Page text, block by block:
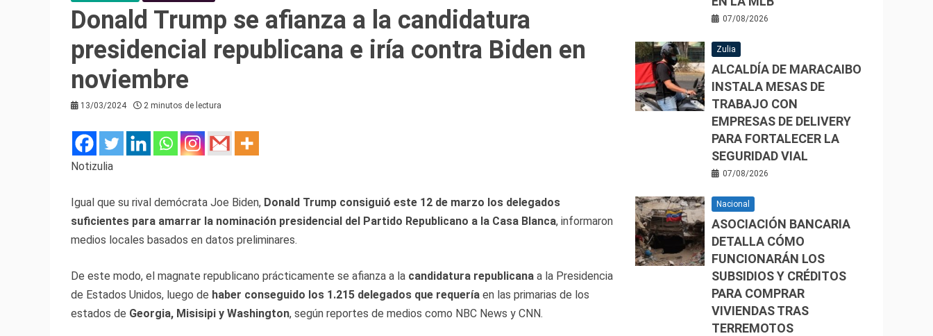
Donald Trump se afianza a la candidatura
presidencial republicana e iría contra Biden en
noviembre
13/03/2024 2 minutos de lectura
Notizulia
Igual que su rival demócrata Joe Biden, Donald Trump consiguió este 12 de marzo los delegados
suficientes para amarrar la nominación presidencial del Partido Republicano a la Casa Blanca, informaron
medios locales basados en datos preliminares.
De este modo, el magnate republicano prácticamente se afianza a la candidatura republicana a la Presidencia
de Estados Unidos, luego de haber conseguido los 1.215 delegados que requería en las primarias de los
estados de Georgia, Misisipi y Washington, según reportes de medios como NBC News y CNN.
07/08/2026
Zulia
ALCALDÍA DE MARACAIBO
INSTALA MESAS DE
TRABAJO CON
EMPRESAS DE DELIVERY
PARA FORTALECER LA
SEGURIDAD VIAL
07/08/2026
Nacional
ASOCIACIÓN BANCARIA
DETALLA CÓMO
FUNCIONARÁN LOS
SUBSIDIOS Y CRÉDITOS
PARA COMPRAR
VIVIENDAS TRAS
TERREMOTOS